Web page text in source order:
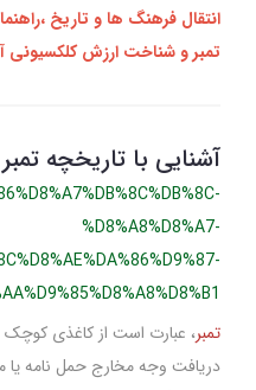
انتقال فرهنگ‌ ها و تاریخ
تمبر و شناخت ارزش کلکسیونی
آشنایی با تاریخچه تمبر
%D8%A8%D8%A7-
تمبر، عبارت است از کاغذی کوچک و
دریافت وجه مخارج حمل نامه یا